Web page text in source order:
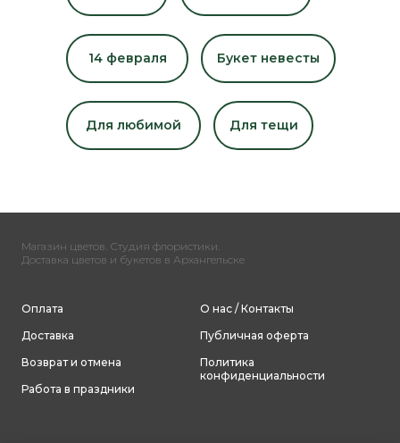
14 февраля Букет невесты
Для любимой Для тещи
Магазин цветов. Студия флористики.
Доставка цветов и букетов в Архангельске
Оплата
Доставка
Возврат и отмена
Работа в праздники
О нас / Контакты
Публичная оферта
Политика
конфиденциальности